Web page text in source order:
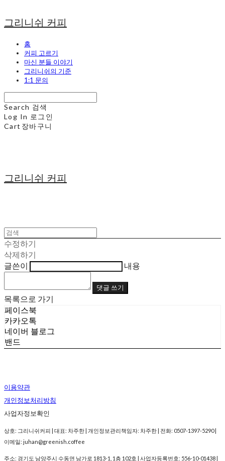
그리니쉬 커피
홈
커피 고르기
마신 분들 이야기
그리니쉬의 기준
1:1 문의
Search 검색
Log In 로그인
Cart 장바구니
그리니쉬 커피
수정하기
삭제하기
글쓴이
내용
댓글 쓰기
목록으로 가기
페이스북
카카오톡
네이버 블로그
밴드
이용약관
개인정보처리방침
사업자정보확인
상호: 그리니쉬커피 | 대표: 차주한 | 개인정보관리책임자: 차주한 | 전화: 0507-1397-5290 |
이메일: juhan@greenish.coffee
주소: 경기도 남양주시 수동면 남가로 1813-1, 1층 102호 | 사업자등록번호: 556-10-01438 |